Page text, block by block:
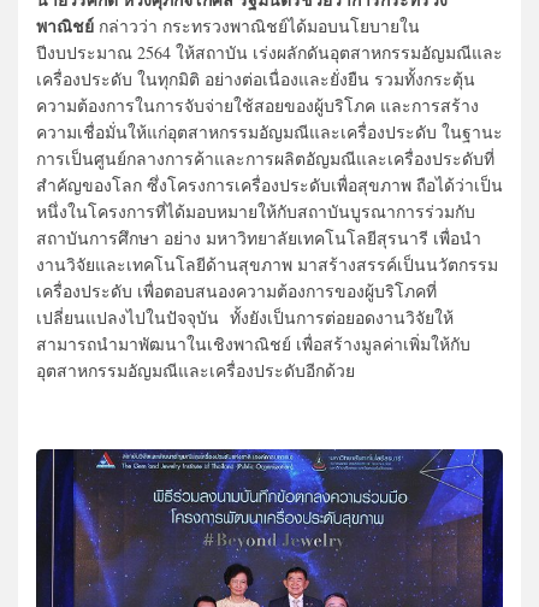
พาณิชย์ กล่าวว่า กระทรวงพาณิชย์ได้มอบนโยบายใน
ปีงบประมาณ 2564 ให้สถาบัน เร่งผลักดันอุตสาหกรรมอัญมณีและ
เครื่องประดับ ในทุกมิติ อย่างต่อเนื่องและยั่งยืน รวมทั้งกระตุ้น
ความต้องการในการจับจ่ายใช้สอยของผู้บริโภค และการสร้าง
ความเชื่อมั่นให้แก่อุตสาหกรรมอัญมณีและเครื่องประดับ ในฐานะ
การเป็นศูนย์กลางการค้าและการผลิตอัญมณีและเครื่องประดับที่
สำคัญของโลก ซึ่งโครงการเครื่องประดับเพื่อสุขภาพ ถือได้ว่าเป็น
หนึ่งในโครงการที่ได้มอบหมายให้กับสถาบันบูรณาการร่วมกับ
สถาบันการศึกษา อย่าง มหาวิทยาลัยเทคโนโลยีสุรนารี เพื่อนำ
งานวิจัยและเทคโนโลยีด้านสุขภาพ มาสร้างสรรค์เป็นนวัตกรรม
เครื่องประดับ เพื่อตอบสนองความต้องการของผู้บริโภคที่
เปลี่ยนแปลงไปในปัจจุบัน ทั้งยังเป็นการต่อยอดงานวิจัยให้
สามารถนำมาพัฒนาในเชิงพาณิชย์ เพื่อสร้างมูลค่าเพิ่มให้กับ
อุตสาหกรรมอัญมณีและเครื่องประดับอีกด้วย